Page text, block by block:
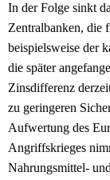
In der Folge sinkt
Zentralbanken, die
beispielsweise der
die später
Zinsdifferenz
zu geringeren
Aufwertung des
Angriffskrieges
Nahrungsmittel-